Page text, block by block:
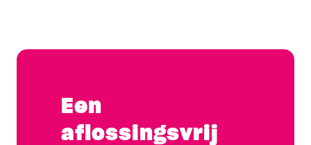
Een
aflossingsvrij